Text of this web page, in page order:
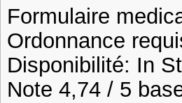
Formulaire
Ordonnance
Disponibilité: In
Note 4,74 / 5